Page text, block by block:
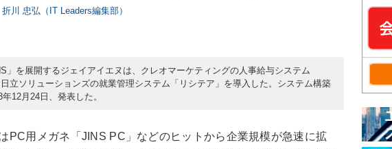
折川 忠弘（IT Leaders編集部）
」を展開するジェイアイエヌは、クレオマーケティングの人事給与システム
日立ソリューションズの就業管理システム「リシテア」を導入した。システム構築
12月24日、発表した。
PC用メガネ「JINS PC」などのヒットから企業規模が急速に拡